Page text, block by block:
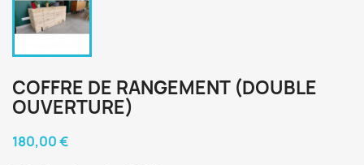
COFFRE DE RANGEMENT (DOUBLE
OUVERTURE)
180,00 €